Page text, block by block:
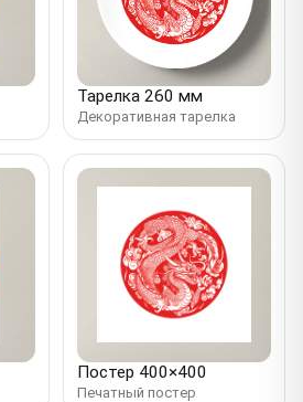
Тарелка 260 мм
Декоративная тарелка
Постер 400×400
Печатный постер